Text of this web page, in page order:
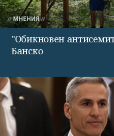
МНЕНИЯ
"Обикновен
Банско